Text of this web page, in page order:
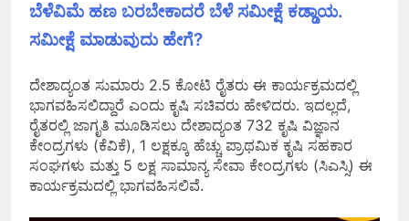
ಬೆಳೆವಿಮೆ ಹಣ ಬರಬೇಕಾದರೆ ಬೆಳೆ ಸಮೀಕ್ಷೆ ಕಡ್ಡಾಯ.
ಸಮೀಕ್ಷೆ ಮಾಡುವುದು ಹೇಗೆ?
ದೇಶಾದ್ಯಂತ ಸುಮಾರು 2.5 ಕೋಟಿ ರೈತರು ಈ ಕಾರ್ಯಕ್ರಮದಲ್ಲಿ
ಭಾಗವಹಿಸಲಿದ್ದಾರೆ ಎಂದು ಕೃಷಿ ಸಚಿವರು ಹೇಳಿದರು. ಇದಲ್ಲದೆ,
ರೈತರಲ್ಲಿ ಜಾಗೃತಿ ಮೂಡಿಸಲು ದೇಶಾದ್ಯಂತ 732 ಕೃಷಿ ವಿಜ್ಞಾನ
ಕೇಂದ್ರಗಳು (ಕೆವಿಕೆ), 1 ಲಕ್ಷಕ್ಕೂ ಹೆಚ್ಚು ಪ್ರಾಥಮಿಕ ಕೃಷಿ ಸಹಕಾರ
ಸಂಘಗಳು ಮತ್ತು 5 ಲಕ್ಷ ಸಾಮಾನ್ಯ ಸೇವಾ ಕೇಂದ್ರಗಳು (ಸಿಎಸ್ಸಿ) ಈ
ಕಾರ್ಯಕ್ರಮದಲ್ಲಿ ಭಾಗವಹಿಸಲಿವೆ.